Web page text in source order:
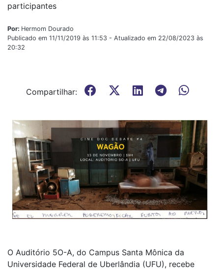
participantes
Por: Hermom Dourado
Publicado em 11/11/2019 às 11:53 - Atualizado em 22/08/2023 às
20:32
Compartilhar:
O Auditório 5O-A, do Campus Santa Mônica da
Universidade Federal de Uberlândia (UFU), recebe